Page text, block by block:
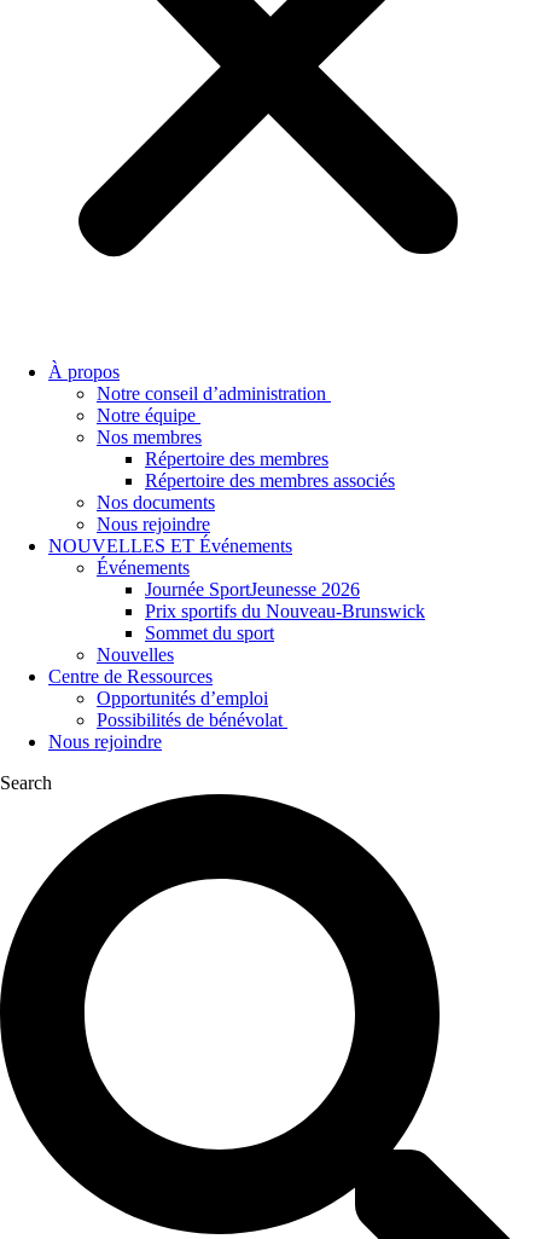
À propos
Notre conseil d’administration
Notre équipe
Nos membres
Répertoire des membres
Répertoire des membres associés
Nos documents
Nous rejoindre
NOUVELLES ET Événements
Événements
Journée SportJeunesse 2026
Prix sportifs du Nouveau-Brunswick
Sommet du sport
Nouvelles
Centre de Ressources
Opportunités d’emploi
Possibilités de bénévolat
Nous rejoindre
Search